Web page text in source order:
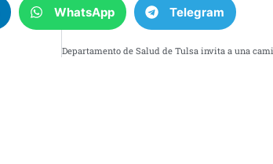
WhatsApp Telegram